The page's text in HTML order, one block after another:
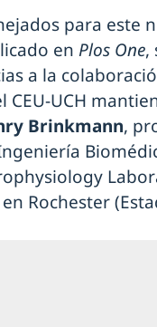
para este
en Plos One,
a la
CEU-UCH
Brinkmann,
en Rochester